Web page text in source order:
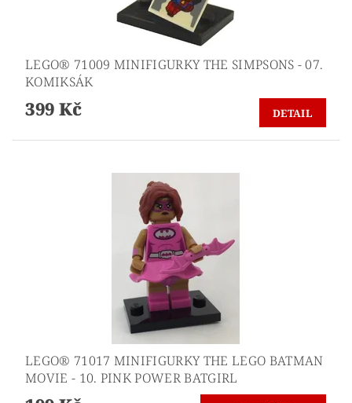
LEGO® 71009 MINIFIGURKY THE SIMPSONS - 07.
KOMIKSÁK
399 Kč DETAIL
LEGO® 71017 MINIFIGURKY THE LEGO BATMAN
MOVIE - 10. PINK POWER BATGIRL